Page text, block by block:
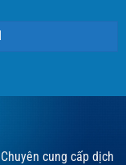
Chuyên cung cấp dịch